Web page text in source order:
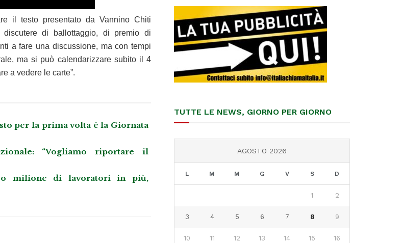
il testo presentato da Vannino Chiti
discutere di ballottaggio, di premio di
a fare una discussione, ma con tempi
ma si può calendarizzare subito il 4
a vedere le carte”.
per la prima volta è la Giornata
“Vogliamo riportare il
milione di lavoratori in più,
TUTTE LE NEWS, GIORNO PER GIORNO
AGOSTO 2026
L M M G V S D
1 2
3 4 5 6 7 8 9
10 11 12 13 14 15 16